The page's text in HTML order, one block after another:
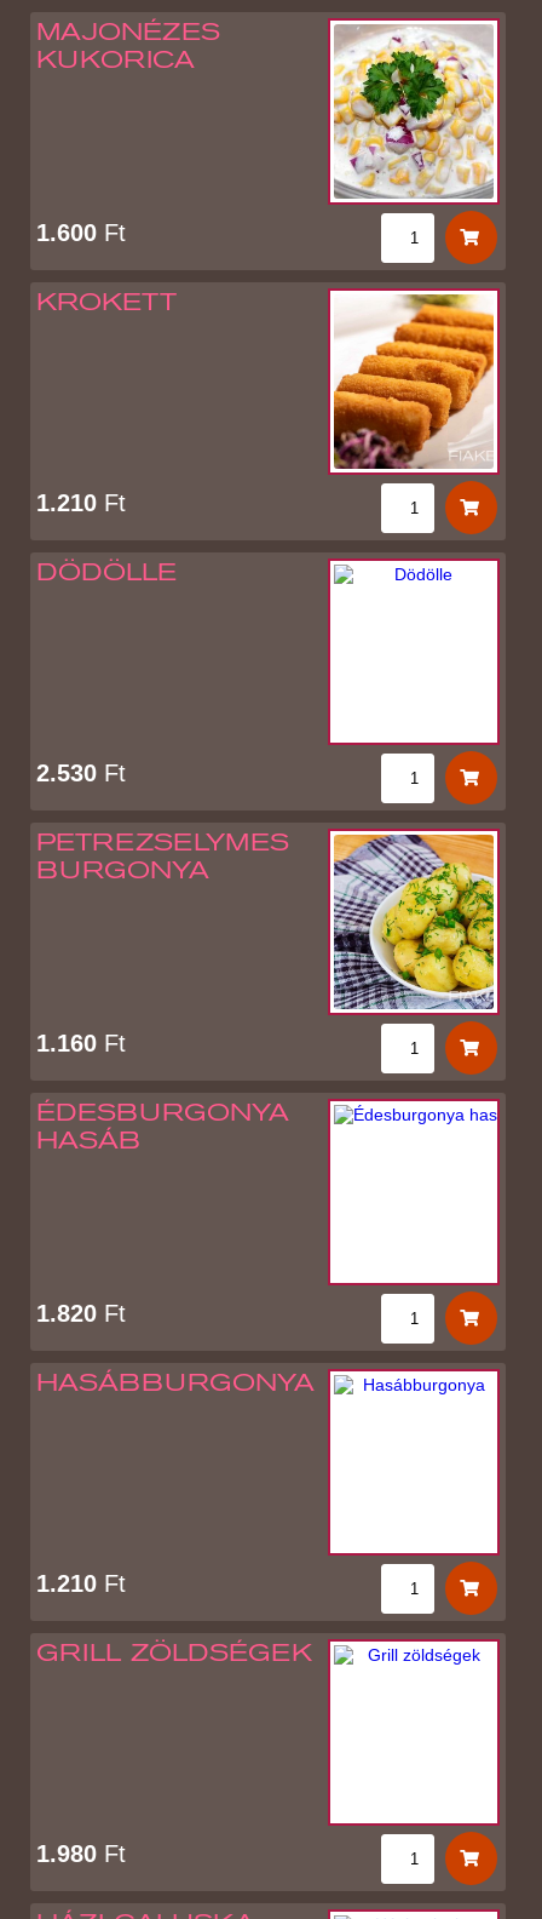
MAJONÉZES
KUKORICA
1.600 Ft
KROKETT
1.210 Ft
DÖDÖLLE
2.530 Ft
PETREZSELYMES
BURGONYA
1.160 Ft
ÉDESBURGONYA
HASÁB
1.820 Ft
HASÁBBURGONYA
1.210 Ft
GRILL ZÖLDSÉGEK
1.980 Ft